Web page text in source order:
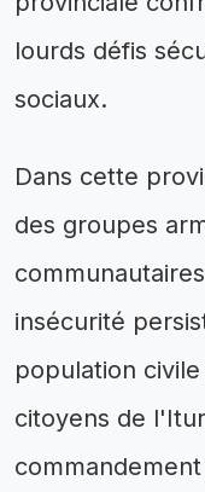
lourds défis
sociaux.
Dans cette
des groupes
insécurité
population
citoyens de